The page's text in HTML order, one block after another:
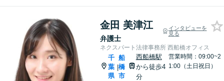
金田 美津江
弁護士
インタビューを
見る
ネクスパート法律事務所 西船橋オフィス
千
葉
県
|
船
橋
市
西船橋駅
から徒歩4
分
営業時間：09:00~2
1:00（土日祝日）